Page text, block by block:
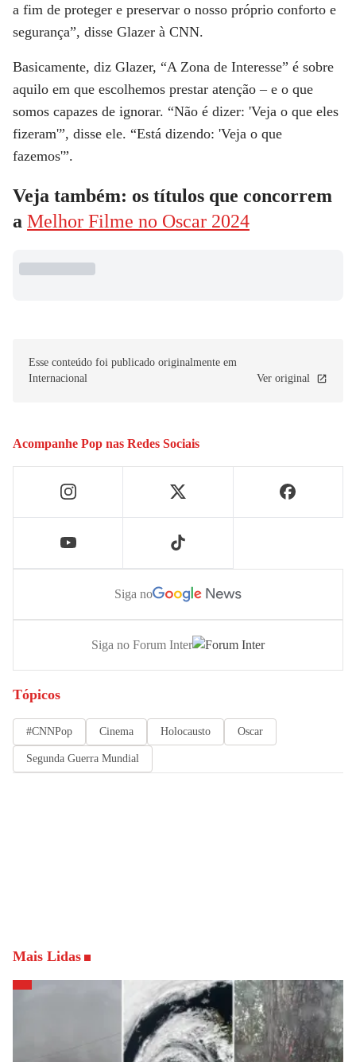
a fim de proteger e preservar o nosso próprio conforto e
segurança”, disse Glazer à CNN.
Basicamente, diz Glazer, “A Zona de Interesse” é sobre
aquilo em que escolhemos prestar atenção – e o que
somos capazes de ignorar. “Não é dizer: 'Veja o que eles
fizeram'”, disse ele. “Está dizendo: 'Veja o que
fazemos'”.
Veja também: os títulos que concorrem
a Melhor Filme no Oscar 2024
Esse conteúdo foi publicado originalmente em
Internacional
Ver original
Acompanhe Pop nas Redes Sociais
Siga no
Siga no Forum Inter
Tópicos
#CNNPop Cinema Holocausto Oscar
Segunda Guerra Mundial
Mais Lidas